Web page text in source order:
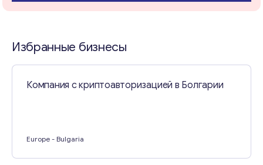
Избранные бизнесы
Компания с криптоавторизацией в Болгарии
Europe - Bulgaria